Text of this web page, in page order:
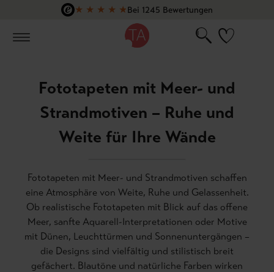
Zum Hauptinhalt springen
★ ★ ★ ★ ★Bei 1245 Bewertungen
Fototapeten mit Meer- und
Strandmotiven – Ruhe und
Weite für Ihre Wände
Fototapeten mit Meer- und Strandmotiven schaffen
eine Atmosphäre von Weite, Ruhe und Gelassenheit.
Ob realistische Fototapeten mit Blick auf das offene
Meer, sanfte Aquarell-Interpretationen oder Motive
mit Dünen, Leuchttürmen und Sonnenuntergängen –
die Designs sind vielfältig und stilistisch breit
gefächert. Blautöne und natürliche Farben wirken